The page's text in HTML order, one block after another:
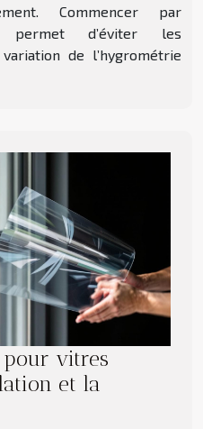
Commencer par
permet d’éviter les
de l’hygrométrie
pour vitres
et la